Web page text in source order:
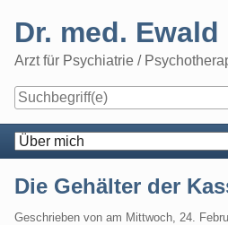
content
Dr. med.
Arzt für Psychiatrie /
Navigation
Die Gehälter der
Geschrieben von am Mittwoch, 24.